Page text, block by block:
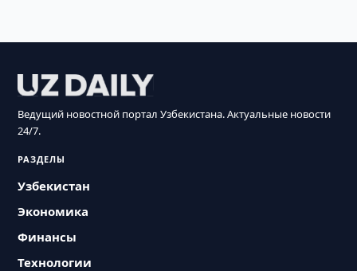
Ведущий новостной портал Узбекистана. Актуальные новости
24/7.
РАЗДЕЛЫ
Узбекистан
Экономика
Финансы
Технологии